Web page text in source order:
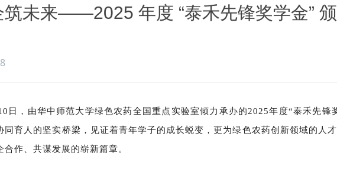
筑未来——2025 年度 “泰禾先锋奖学金”
日，由华中师范大学绿色农药全国重点实验室倾力承办的2025年度“泰禾先锋
同育人的坚实桥梁，见证着青年学子的成长蜕变，更为绿色农药创新领域的人
作、共谋发展的崭新篇章。